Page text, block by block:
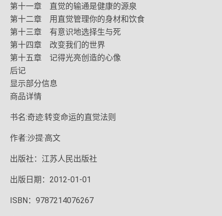
第十一章 直觉的输通是健康的源泉
第十二章 用直觉管理你的身材和饮食
第十三章 有意识地选择生与死
第十四章 改变我们的世界
第十五章 记得光亮创造的心像
后记
显示部分信息
商品详情
书名:奇迹:转变命运的直觉法则
作者:沙提·高文
出版社：江苏人民出版社
出版日期：2012-01-01
ISBN：9787214076267